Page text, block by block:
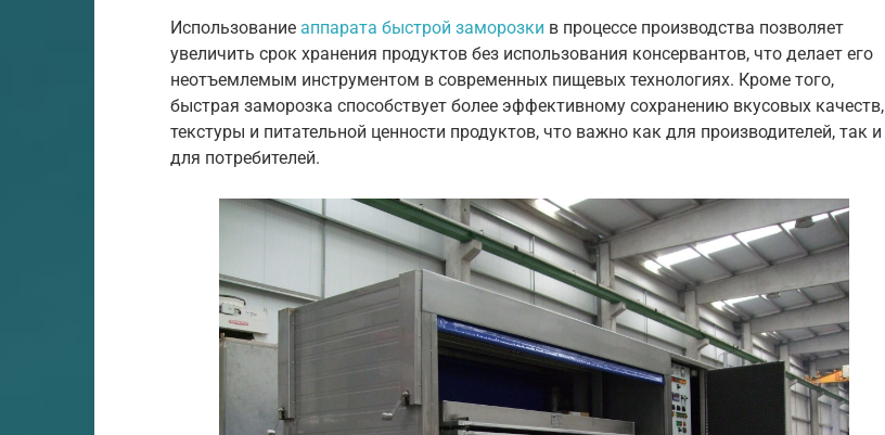
Использование аппарата быстрой заморозки в процессе производства позволяет
увеличить срок хранения продуктов без использования консервантов, что делает его
неотъемлемым инструментом в современных пищевых технологиях. Кроме того,
быстрая заморозка способствует более эффективному сохранению вкусовых качеств,
текстуры и питательной ценности продуктов, что важно как для производителей, так и
для потребителей.